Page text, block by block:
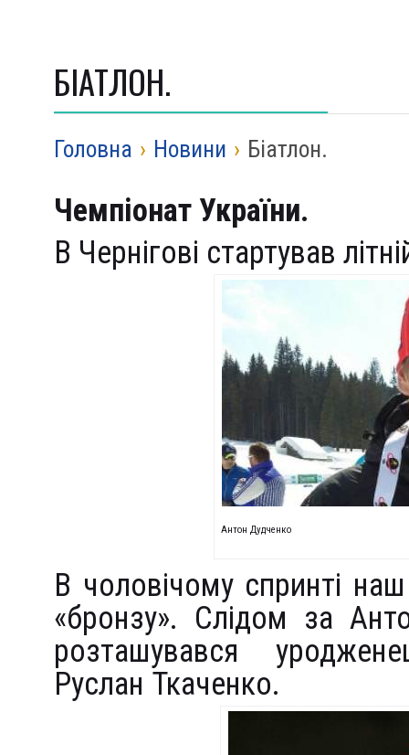
БІАТЛОН.
Головна › Новини › Біатлон.
Чемпіонат України.
В Чернігові стартував
Антон Дудченко
В чоловічому спринті
«бронзу». Слідом за
розташувався
Руслан Ткаченко.